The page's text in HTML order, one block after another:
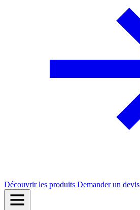
Découvrir les produits Demander un devis